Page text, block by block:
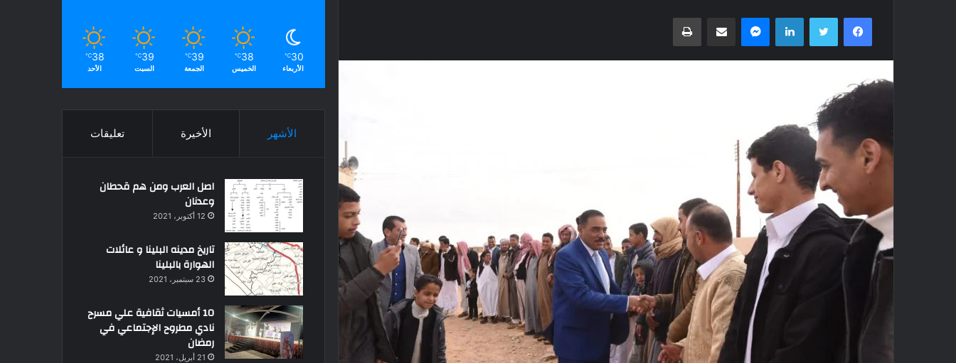
فيسبوك تويتر لينكدإن ماسنجر مشاركة عبر البريد طباعة
30
℃
الأربعاء
38
℃
الخميس
39
℃
الجمعة
39
℃
السبت
38
℃
الأحد
الأشهر الأخيرة تعليقات
اصل العرب ومن هم قحطان
وعدنان
12 أكتوبر، 2021
تاريخ مدينه البلينا و عائلات
الهوارة بالبلينا
23 سبتمبر، 2021
10 أمسيات ثقافية علي مسرح
نادي مطروح الإجتماعي في
رمضان
21 أبريل، 2021